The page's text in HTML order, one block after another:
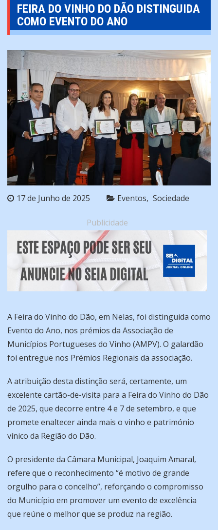
FEIRA DO VINHO DO DÃO DISTINGUIDA
COMO EVENTO DO ANO
17 de Junho de 2025 Eventos Sociedade
Publicidade
A Feira do Vinho do Dão, em Nelas, foi distinguida como
Evento do Ano, nos prémios da Associação de
Municípios Portugueses do Vinho (AMPV). O galardão
foi entregue nos Prémios Regionais da associação.
A atribuição desta distinção será, certamente, um
excelente cartão-de-visita para a Feira do Vinho do Dão
de 2025, que decorre entre 4 e 7 de setembro, e que
promete enaltecer ainda mais o vinho e património
vínico da Região do Dão.
O presidente da Câmara Municipal, Joaquim Amaral,
refere que o reconhecimento “é motivo de grande
orgulho para o concelho”, reforçando o compromisso
do Município em promover um evento de excelência
que reúne o melhor que se produz na região.